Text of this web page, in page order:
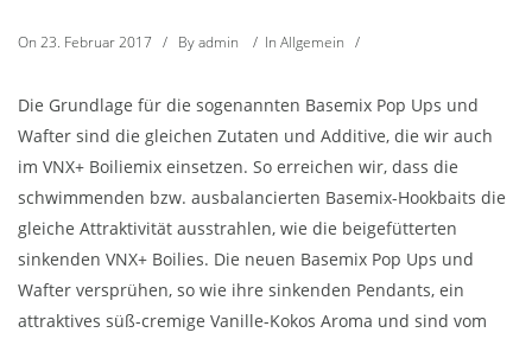
On 23. Februar 2017 / Byadmin / In Allgemein /
Die Grundlage für die sogenannten Basemix Pop Ups und
Wafter sind die gleichen Zutaten und Additive, die wir auch
im VNX+ Boiliemix einsetzen. So erreichen wir, dass die
schwimmenden bzw. ausbalancierten Basemix-Hookbaits die
gleiche Attraktivität ausstrahlen, wie die beigefütterten
sinkenden VNX+ Boilies. Die neuen Basemix Pop Ups und
Wafter versprühen, so wie ihre sinkenden Pendants, ein
attraktives süß-cremige Vanille-Kokos Aroma und sind vom